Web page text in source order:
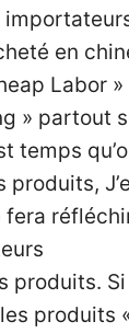
en
Labor
» partout
temps
produits,
fera
produits.
produits